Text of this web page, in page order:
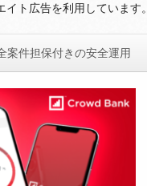
ト広告を利用しています。
案件担保付きの安全運用